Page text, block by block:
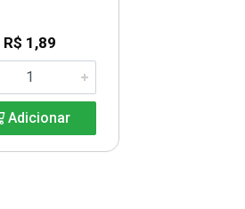
R$ 1,89
Adicionar